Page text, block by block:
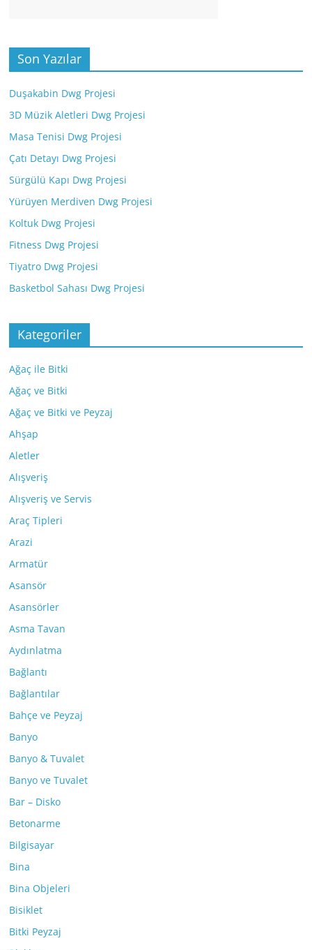
Son Yazılar
Duşakabin Dwg Projesi
3D Müzik Aletleri Dwg Projesi
Masa Tenisi Dwg Projesi
Çatı Detayı Dwg Projesi
Sürgülü Kapı Dwg Projesi
Yürüyen Merdiven Dwg Projesi
Koltuk Dwg Projesi
Fitness Dwg Projesi
Tiyatro Dwg Projesi
Basketbol Sahası Dwg Projesi
Kategoriler
Ağaç ile Bitki
Ağaç ve Bitki
Ağaç ve Bitki ve Peyzaj
Ahşap
Aletler
Alışveriş
Alışveriş ve Servis
Araç Tipleri
Arazi
Armatür
Asansör
Asansörler
Asma Tavan
Aydınlatma
Bağlantı
Bağlantılar
Bahçe ve Peyzaj
Banyo
Banyo & Tuvalet
Banyo ve Tuvalet
Bar – Disko
Betonarme
Bilgisayar
Bina
Bina Objeleri
Bisiklet
Bitki Peyzaj